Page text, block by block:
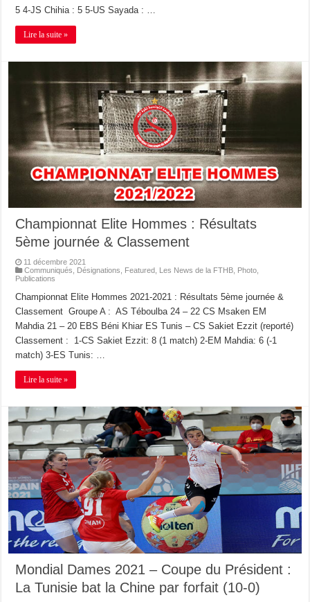
5 4-JS Chihia : 5 5-US Sayada : …
Lire la suite »
Championnat Elite Hommes : Résultats
5ème journée & Classement
11 décembre 2021
Communiqués
Désignations Featured Les News de la FTHB Photo
Publications
Championnat Elite Hommes 2021-2021 : Résultats 5ème journée &
Classement Groupe A : AS Téboulba 24 – 22 CS Msaken EM
Mahdia 21 – 20 EBS Béni Khiar ES Tunis – CS Sakiet Ezzit (reporté)
Classement : 1-CS Sakiet Ezzit: 8 (1 match) 2-EM Mahdia: 6 (-1
match) 3-ES Tunis: …
Lire la suite »
Mondial Dames 2021 – Coupe du Président :
La Tunisie bat la Chine par forfait (10-0)